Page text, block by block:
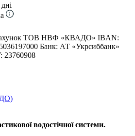
ТОВ НВФ «КВАДО» IBAN:
Банк: АТ «Укрсиббанк»
водостічної системи.